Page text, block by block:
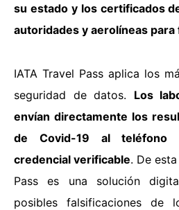
su estado y los certificados
autoridades y aerolíneas
IATA Travel Pass aplica los
seguridad de datos. Los
envían directamente los
de Covid-19 al teléfono
credencial verificable. De
Pass es una solución
posibles falsificaciones de